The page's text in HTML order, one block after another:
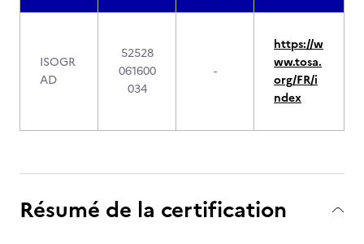
ISOGR
AD
52528
061600
034
-
https://w
ww.tosa.
org/FR/i
ndex
Résumé de la certification